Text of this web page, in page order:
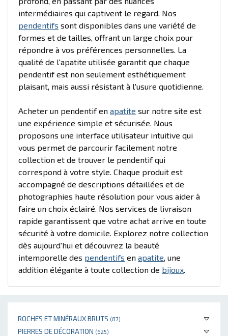
ROCHES ET MINÉRAUX BRUTS (87)
PIERRES DE DÉCORATION (625)
intermédiaires qui captivent le regard. Nos
pendentifs sont disponibles dans une variété de
formes et de tailles, offrant un large choix pour
répondre à vos préférences personnelles. La
qualité de l'apatite utilisée garantit que chaque
pendentif est non seulement esthétiquement
plaisant, mais aussi résistant à l'usure quotidienne.
Acheter un pendentif en apatite sur notre site est
une expérience simple et sécurisée. Nous
proposons une interface utilisateur intuitive qui
vous permet de parcourir facilement notre
collection et de trouver le pendentif qui
correspond à votre style. Chaque produit est
accompagné de descriptions détaillées et de
photographies haute résolution pour vous aider à
faire un choix éclairé. Nos services de livraison
rapide garantissent que votre achat arrive en toute
sécurité à votre domicile. Explorez notre collection
dès aujourd'hui et découvrez la beauté
intemporelle des pendentifs en apatite, une
addition élégante à toute collection de bijoux.